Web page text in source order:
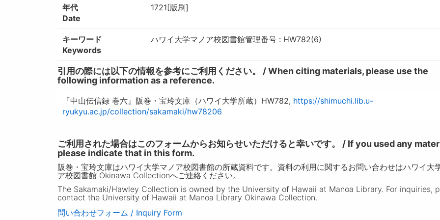
年代
Date
1721[版刷]
キーワード
Keywords
ハワイ大学マノア校図書館管理番号 : HW782(6)
引用の際には以下の情報を参考にご利用ください。 / When citing materials, please use the
following information as a reference.
『中山伝信録 巻六』阪巻・宝玲文庫（ハワイ大学所蔵）HW782, https://shimuchi.lib.u-
ryukyu.ac.jp/collection/sakamaki/hw78206
ご利用された場合はこのフォームからお知らせいただけると幸いです。 / If you used any
please indicate that in this form.
阪巻・宝玲文庫はハワイ大学マノア校図書館の所蔵資料です。資料の利用に関するお問い合わせはハワイ大
ア校図書館 Okinawa Collectionへご連絡ください。
The Sakamaki/Hawley Collection is owned by the University of Hawaii at Manoa Library. For inquiries,
contact the University of Hawaii at Manoa Library Okinawa Collection.
問い合わせフォーム / Inquiry Form